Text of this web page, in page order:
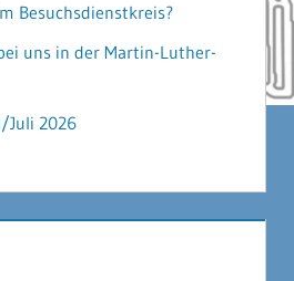
Besuchsdienstkreis?
uns in der Martin-Luther-
Juli 2026